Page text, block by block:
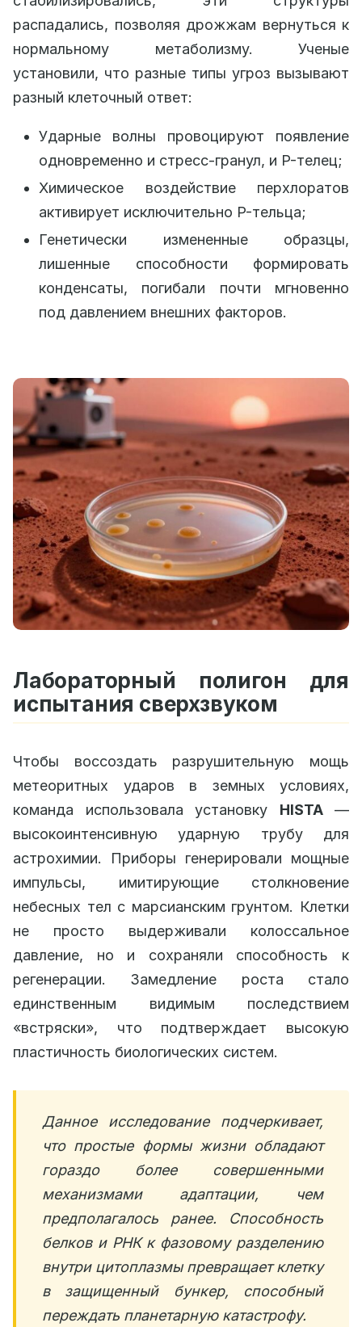
распадались, позволяя дрожжам вернуться к
нормальному метаболизму. Ученые
установили, что разные типы угроз вызывают
разный клеточный ответ:
Ударные волны провоцируют появление
одновременно и стресс-гранул, и P-телец;
Химическое воздействие перхлоратов
активирует исключительно P-тельца;
Генетически измененные образцы,
лишенные способности формировать
конденсаты, погибали почти мгновенно
под давлением внешних факторов.
Лабораторный полигон для
испытания сверхзвуком
Чтобы воссоздать разрушительную мощь
метеоритных ударов в земных условиях,
команда использовала установку HISTA—
высокоинтенсивную ударную трубу для
астрохимии. Приборы генерировали мощные
импульсы, имитирующие столкновение
небесных тел с марсианским грунтом. Клетки
не просто выдерживали колоссальное
давление, но и сохраняли способность к
регенерации. Замедление роста стало
единственным видимым последствием
«встряски», что подтверждает высокую
пластичность биологических систем.
Данное исследование подчеркивает,
что простые формы жизни обладают
гораздо более совершенными
механизмами адаптации, чем
предполагалось ранее. Способность
белков и РНК к фазовому разделению
внутри цитоплазмы превращает клетку
в защищенный бункер, способный
переждать планетарную катастрофу.